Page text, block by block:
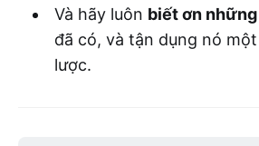
Và hãy luôn biết ơn
đã có, và tận dụng nó
lược.